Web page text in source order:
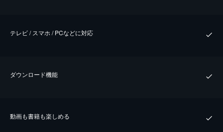
テレビ / スマホ / PCなどに対応
ダウンロード機能
動画も書籍も楽しめる